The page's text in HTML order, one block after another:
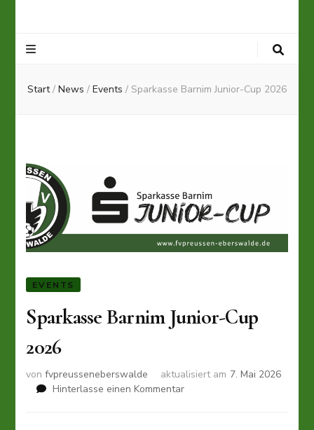
Start / News / Events / Sparkasse Barnim Junior-Cup 2026
EVENTS
Sparkasse Barnim Junior-Cup
2026
vonfvpreusseneberswalde aktualisiert am 7. Mai 2026
Hinterlasse einen Kommentarzu